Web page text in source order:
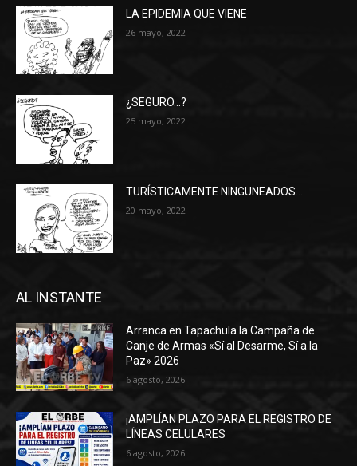
LA EPIDEMIA QUE VIENE
26 mayo, 2022
¿SEGURO…?
25 mayo, 2022
TURÍSTICAMENTE NINGUNEADOS…
20 mayo, 2022
AL INSTANTE
Arranca en Tapachula la Campaña de
Canje de Armas «Sí al Desarme, Sí a la
Paz» 2026
6 agosto, 2026
¡AMPLÍAN PLAZO PARA EL REGISTRO DE
LÍNEAS CELULARES
6 agosto, 2026